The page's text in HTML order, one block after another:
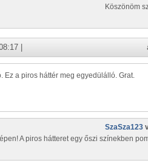
Köszönöm
|
Ez a piros háttér meg egyedülálló. Grat.
SzaSza123
A piros hátteret egy őszi színekben